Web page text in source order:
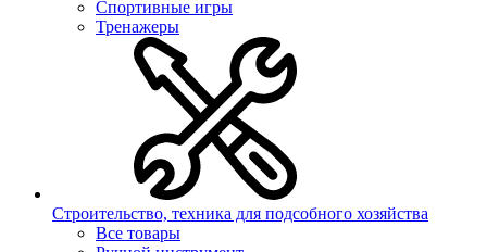
Спортивные игры
Тренажеры
Строительство, техника для подсобного хозяйства
Все товары